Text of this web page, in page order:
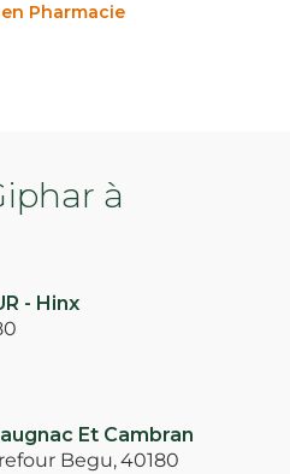
Pharmacie
à
- Hinx
Et Cambran
Begu,40180